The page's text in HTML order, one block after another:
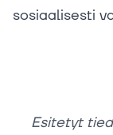
sosiaalisesti
Esitetyt